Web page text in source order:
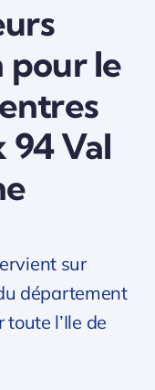
pour le
94 Val
sur
département
l’Ile de